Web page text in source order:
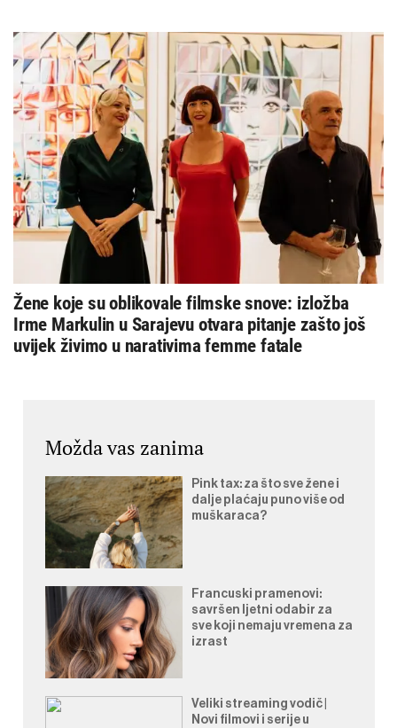
Žene koje su oblikovale filmske snove: izložba
Irme Markulin u Sarajevu otvara pitanje zašto još
uvijek živimo u narativima femme fatale
Možda vas zanima
Pink tax: za što sve žene i
dalje plaćaju puno više od
muškaraca?
Francuski pramenovi:
savršen ljetni odabir za
sve koji nemaju vremena za
izrast
Veliki streaming vodič |
Novi filmovi i serije u